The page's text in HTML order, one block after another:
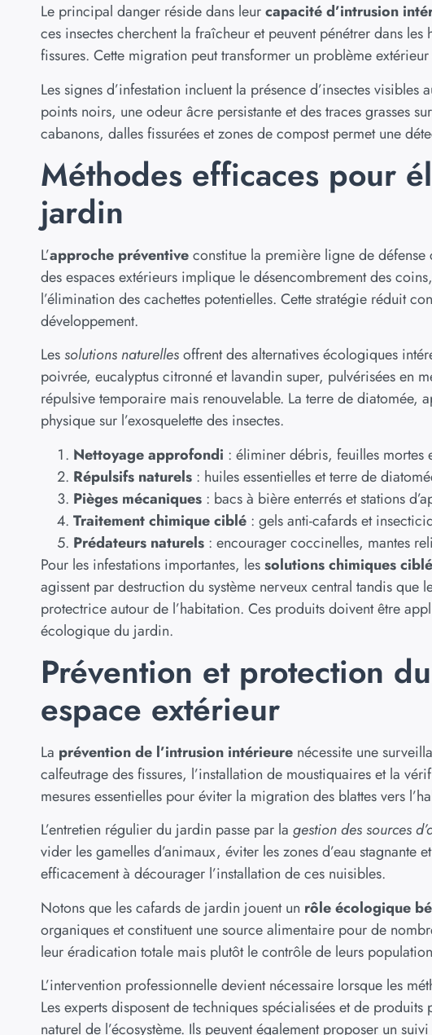
Le principal danger réside dans leurcapacité d’intrusion
ces insectes cherchent la fraîcheur et peuvent pénétrer dans
fissures. Cette migration peut transformer un problème
Les signes d’infestation incluent la présence d’insectes
points noirs, une odeur âcre persistante et des traces grasses
cabanons, dalles fissurées et zones de compost permet une
Méthodes efficaces pour
jardin
L’approche préventiveconstitue la première ligne de
des espaces extérieurs implique le désencombrement des
l’élimination des cachettes potentielles. Cette stratégie réduit
développement.
Lessolutions naturellesoffrent des alternatives écologiques
poivrée, eucalyptus citronné et lavandin super, pulvérisées en
répulsive temporaire mais renouvelable. La terre de diatomée,
physique sur l’exosquelette des insectes.
Nettoyage approfondi : éliminer débris, feuilles mortes
Répulsifs naturels : huiles essentielles et terre de
Pièges mécaniques : bacs à bière enterrés et stations
Traitement chimique ciblé : gels anti-cafards et
Prédateurs naturels : encourager coccinelles, mantes
Pour les infestations importantes, lessolutions chimiques
agissent par destruction du système nerveux central tandis
protectrice autour de l’habitation. Ces produits doivent être
écologique du jardin.
Prévention et protection
espace extérieur
La prévention de l’intrusion intérieure nécessite une
calfeutrage des fissures, l’installation de moustiquaires et la
mesures essentielles pour éviter la migration des blattes vers
L’entretien régulier du jardin passe par la gestion des sources
vider les gamelles d’animaux, éviter les zones d’eau
efficacement à décourager l’installation de ces nuisibles.
Notons que les cafards de jardin jouent un rôle écologique
organiques et constituent une source alimentaire pour de
leur éradication totale mais plutôt le contrôle de leurs
L’intervention professionnelle devient nécessaire lorsque les
Les experts disposent de techniques spécialisées et de produits
naturel de l’écosystème. Ils peuvent également proposer un